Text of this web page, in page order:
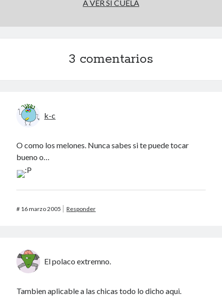
40 des astres
00-22-05-2002
A VER SI CUELA
3 comentarios
k-c
O como los melones. Nunca sabes si te puede tocar
bueno o…
# 16 marzo 2005 Responder
El polaco extremno.
Tambien aplicable a las chicas todo lo dicho aqui.